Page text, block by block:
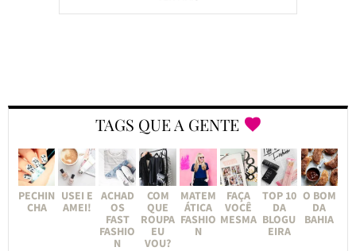
TAGS QUE A GENTE
PECHIN
CHA
USEI E
AMEI!
ACHAD
OS
FAST
FASHIO
N
COM
QUE
ROUPA
EU
VOU?
MATEM
ÁTICA
FASHIO
N
FAÇA
VOCÊ
MESMA
TOP 10
DA
BLOGU
EIRA
O BOM
DA
BAHIA